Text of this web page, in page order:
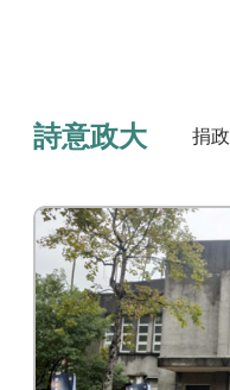
詩意政大 捐政